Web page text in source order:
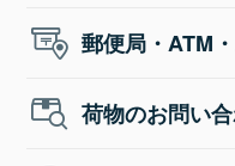
郵便局・ATM
荷物のお問い